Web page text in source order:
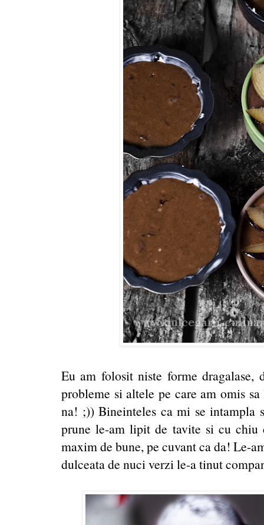
Eu am folosit niste forme dragalase,
probleme si altele pe care am omis
na! ;)) Bineinteles ca mi se intampla
prune le-am lipit de tavite si cu chiu
maxim de bune, pe cuvant ca da! Le-
dulceata de nuci verzi le-a tinut